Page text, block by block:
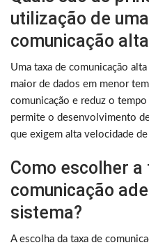
utilização de
comunicação
Uma taxa de comunicação
maior de dados em menor
comunicação e reduz o
permite o desenvolvimento
que exigem alta velocidade
Como escolher a
comunicação
sistema?
A escolha da taxa de